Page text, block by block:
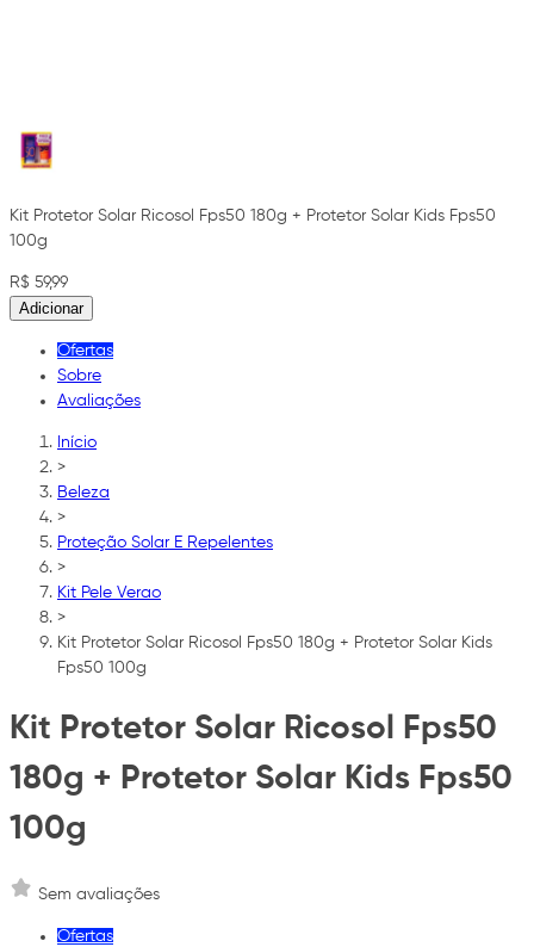
Kit Protetor Solar Ricosol Fps50 180g + Protetor Solar Kids Fps50
100g
R$ 59,99
Adicionar
Ofertas
Sobre
Avaliações
Início
>
Beleza
>
Proteção Solar E Repelentes
>
Kit Pele Verao
>
Kit Protetor Solar Ricosol Fps50 180g + Protetor Solar Kids
Fps50 100g
Kit Protetor Solar Ricosol Fps50
180g + Protetor Solar Kids Fps50
100g
Sem avaliações
Ofertas